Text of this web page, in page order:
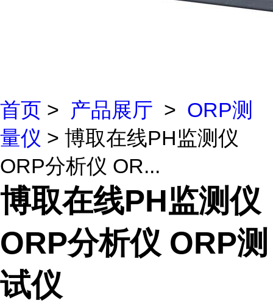
首页 > 产品展厅 > ORP测
量仪 > 博取在线PH监测仪
ORP分析仪 OR...
博取在线PH监测仪
ORP分析仪 ORP测
试仪